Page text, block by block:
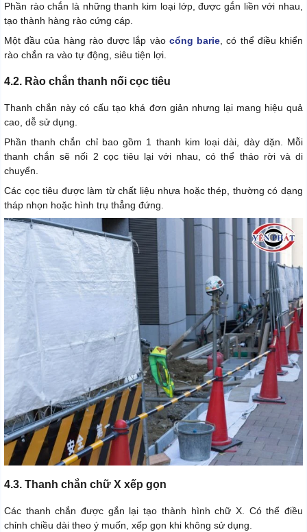
Phần rào chắn là những thanh kim loại lớp, được gắn liền với nhau,
tạo thành hàng rào cứng cáp.
Một đầu của hàng rào được lắp vào cổng barie, có thể điều khiển
rào chắn ra vào tự động, siêu tiện lợi.
4.2. Rào chắn thanh nối cọc tiêu
Thanh chắn này có cấu tạo khá đơn giản nhưng lại mang hiệu quả
cao, dễ sử dụng.
Phần thanh chắn chỉ bao gồm 1 thanh kim loại dài, dày dặn. Mỗi
thanh chắn sẽ nối 2 cọc tiêu lại với nhau, có thể tháo rời và di
chuyển.
Các cọc tiêu được làm từ chất liệu nhựa hoặc thép, thường có dạng
tháp nhọn hoặc hình trụ thẳng đứng.
4.3. Thanh chắn chữ X xếp gọn
Các thanh chắn được gắn lại tạo thành hình chữ X. Có thể điều
chỉnh chiều dài theo ý muốn, xếp gọn khi không sử dụng.